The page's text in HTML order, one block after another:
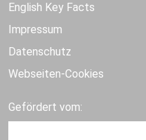
English Key Facts
Impressum
Datenschutz
Webseiten-Cookies
Gefördert vom: